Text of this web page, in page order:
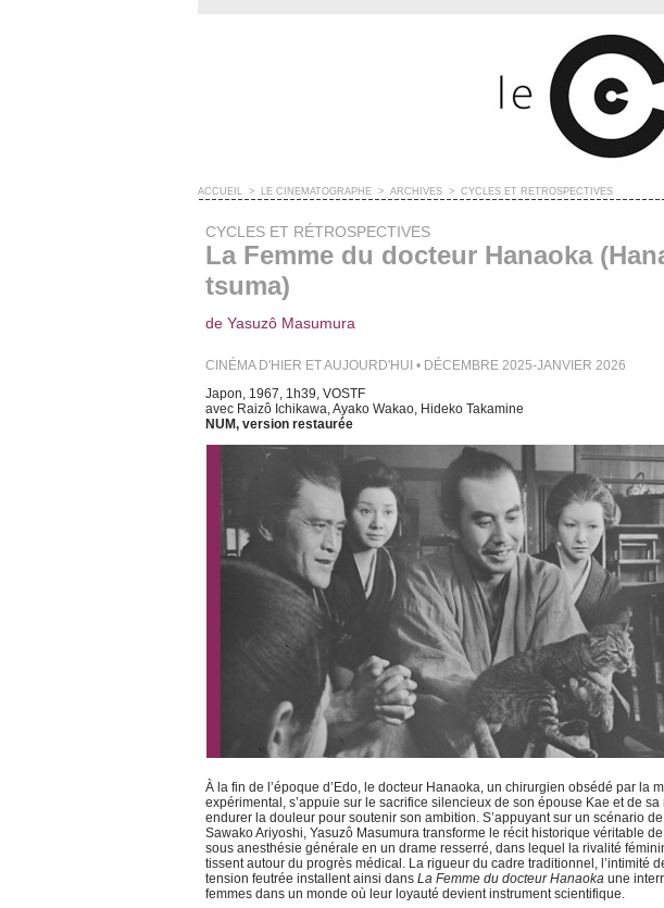
ACCUEIL > LE CINÉMATOGRAPHE > ARCHIVES > CYCLES ET RÉTROSPECTIVES
CYCLES ET RÉTROSPECTIVES
La Femme du docteur Hanaoka
tsuma)
de Yasuzô Masumura
CINÉMA D'HIER ET AUJOURD'HUI • DÉCEMBRE 2025-JANVIER 2026
Japon, 1967, 1h39, VOSTF
avec Raizô Ichikawa, Ayako Wakao, Hideko Takamine
NUM, version restaurée
À la fin de l’époque d’Edo, le docteur Hanaoka, un chirurgien obsédé par la
expérimental, s’appuie sur le sacrifice silencieux de son épouse Kae et de
endurer la douleur pour soutenir son ambition. S’appuyant sur un scénario
Sawako Ariyoshi, Yasuzô Masumura transforme le récit historique véritable
sous anesthésie générale en un drame resserré, dans lequel la rivalité
tissent autour du progrès médical. La rigueur du cadre traditionnel, l’intimité
tension feutrée installent ainsi dans La Femme du docteur Hanaoka une
femmes dans un monde où leur loyauté devient instrument scientifique.